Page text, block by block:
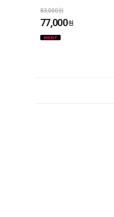
83,000원
77,000원